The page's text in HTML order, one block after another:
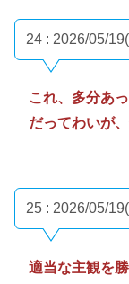
24 : 2026/05/
これ、多分あ
だってわいが
25 : 2026/05/
適当な主観を